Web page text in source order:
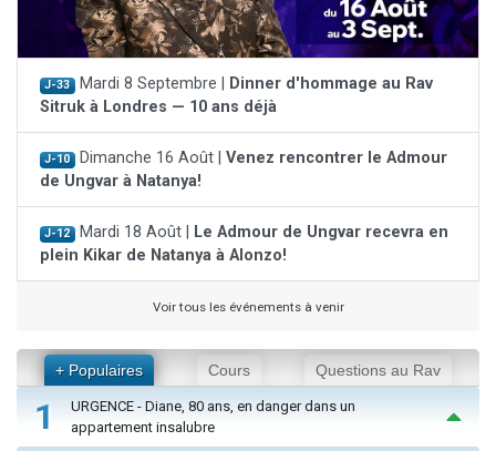
J-33 Mardi 8 Septembre |
Dinner d'hommage au Rav
Sitruk à Londres — 10 ans déjà
J-10 Dimanche 16 Août | Venez rencontrer le Admour
de Ungvar à Natanya!
J-12 Mardi 18 Août |
Le Admour de Ungvar recevra en
plein Kikar de Natanya à Alonzo!
Voir tous les événements à venir
+ Populaires Cours Questions au Rav
1
URGENCE - Diane, 80 ans, en danger dans un
appartement insalubre